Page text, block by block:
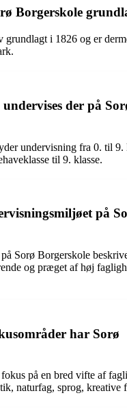
Borgerskole
grundlagt i 1826 og er
der på
undervisning fra 0. til 9.
til 9. klasse.
på
Sorø Borgerskole
og præget af høj
har Sorø
på en bred vifte af
naturfag, sprog, kreative